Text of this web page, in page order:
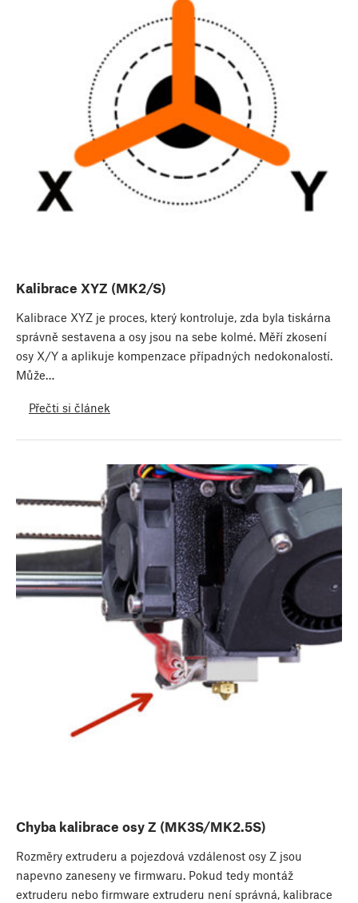
Kalibrace XYZ (MK2/S)
Kalibrace XYZ je proces, který kontroluje, zda byla tiskárna
správně sestavena a osy jsou na sebe kolmé. Měří zkosení
osy X/Y a aplikuje kompenzace případných nedokonalostí.
Může…
Přečti si článek
Chyba kalibrace osy Z (MK3S/MK2.5S)
Rozměry extruderu a pojezdová vzdálenost osy Z jsou
napevno zaneseny ve firmwaru. Pokud tedy montáž
extruderu nebo firmware extruderu není správná, kalibrace